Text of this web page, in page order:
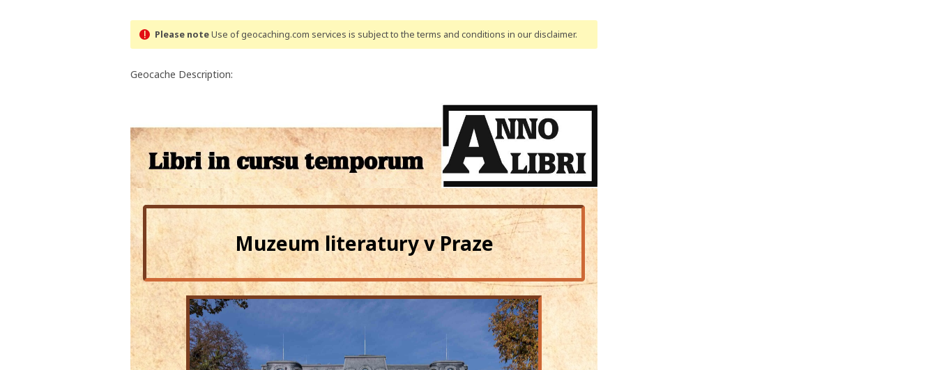
Please noteUse of geocaching.com services is subject to the terms and conditions in our disclaimer.
Geocache Description:
Muzeum literatury v Praze